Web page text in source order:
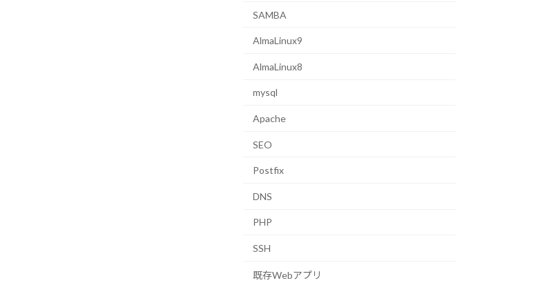
SAMBA
AlmaLinux9
AlmaLinux8
mysql
Apache
SEO
Postfix
DNS
PHP
SSH
既存Webアプリ